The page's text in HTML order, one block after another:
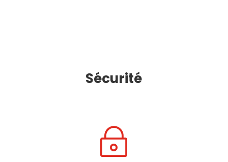
Sécurité
~